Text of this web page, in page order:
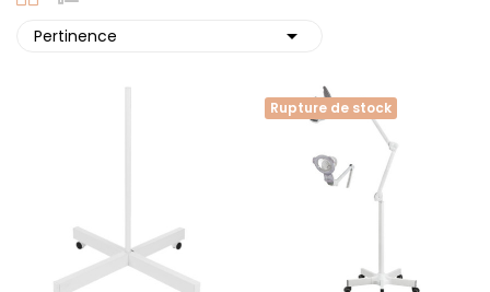
Pertinence 
Rupture de stock